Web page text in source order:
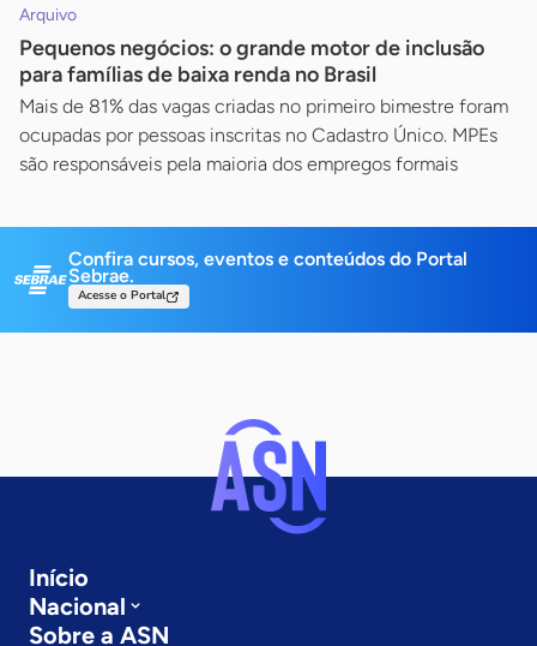
Arquivo
Pequenos negócios: o grande motor de inclusão
para famílias de baixa renda no Brasil
Mais de 81% das vagas criadas no primeiro bimestre foram
ocupadas por pessoas inscritas no Cadastro Único. MPEs
são responsáveis pela maioria dos empregos formais
Confira cursos, eventos e conteúdos do Portal
Sebrae.
Acesse o Portal
Início
Nacional
Sobre a ASN